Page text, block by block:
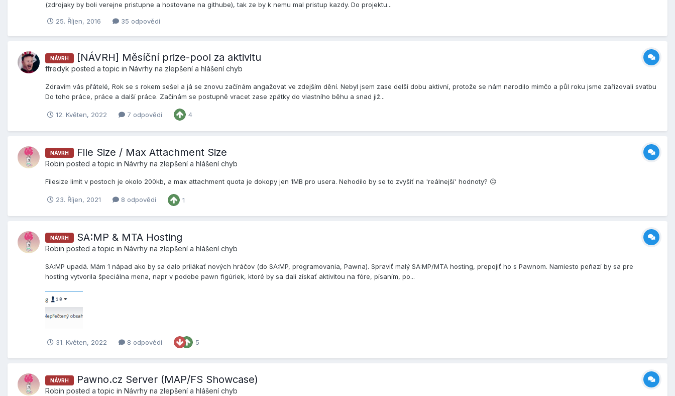
(zdrojaky by boli verejne pristupne a hostovane na githube), tak ze by k nemu mal pristup kazdy. Do projektu...
25. Říjen, 2016 35 odpovědí
NÁVRH [NÁVRH] Měsíční prize-pool za aktivitu
ffredyk posted a topic in Návrhy na zlepšení a hlášení chyb
Zdravím vás přátelé, Rok se s rokem sešel a já se znovu začínám angažovat ve zdejším dění. Nebyl jsem zase delší dobu aktivní, protože se nám narodilo mimčo a půl roku jsme zařizovali svatbu
Do toho práce, práce a další práce. Začínám se postupně vracet zase zpátky do vlastního běhu a snad již...
12. Květen, 2022 7 odpovědí 4
NÁVRH File Size / Max Attachment Size
Robin posted a topic in Návrhy na zlepšení a hlášení chyb
Filesize limit v postoch je okolo 200kb, a max attachment quota je dokopy jen 1MB pro usera. Nehodilo by se to zvyšiť na 'reálnejší' hodnoty? 😐
23. Říjen, 2021 8 odpovědí 1
NÁVRH SA:MP & MTA Hosting
Robin posted a topic in Návrhy na zlepšení a hlášení chyb
SA:MP upadá. Mám 1 nápad ako by sa dalo prilákať nových hráčov (do SA:MP, programovania, Pawna). Spraviť malý SA:MP/MTA hosting, prepojiť ho s Pawnom. Namiesto peňazí by sa pre
hosting vytvorila špeciálna mena, napr v podobe pawn figúriek, ktoré by sa dali získať aktivitou na fóre, písaním, po...
31. Květen, 2022 8 odpovědí 5
NÁVRH Pawno.cz Server (MAP/FS Showcase)
Robin posted a topic in Návrhy na zlepšení a hlášení chyb